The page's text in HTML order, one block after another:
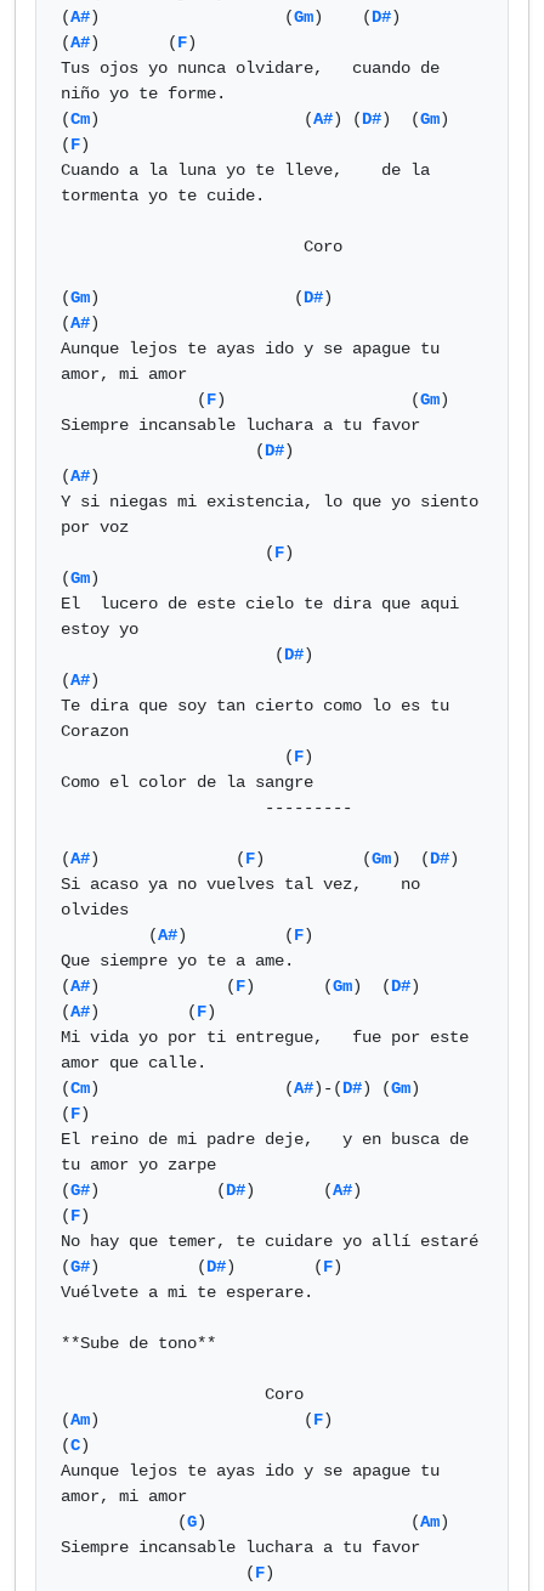
(A#)                   (Gm)    (D#)
(A#)       (F)
Tus ojos yo nunca olvidare,   cuando de
niño yo te forme.
(Cm)                     (A#) (D#)  (Gm)
(F)
Cuando a la luna yo te lleve,    de la
tormenta yo te cuide.
(Gm)                    (D#)
(A#)
Aunque lejos te ayas ido y se apague tu
amor, mi amor
              (
F)                   (Gm)
Siempre incansable luchara a tu favor
                    (
D#)
(A#)
Y si niegas mi existencia, lo que yo siento
por voz
                     (
F)
(Gm)
El  lucero de este cielo te dira que aqui
estoy yo
                      (
D#)
(A#)
Te dira que soy tan cierto como lo es tu
Corazon
                       (
F)
Como el color de la sangre
(A#)              (F)          (Gm)  (D#)
Si acaso ya no vuelves tal vez,    no
olvides
         (
A#)          (F)
Que siempre yo te a ame.
(A#)             (F)       (Gm)  (D#)
(A#)         (F)
Mi vida yo por ti entregue,   fue por este
amor que calle.
(Cm)                   (A#)-(D#) (Gm)
(F)
El reino de mi padre deje,   y en busca de
tu amor yo zarpe
(G#)            (D#)       (A#)
(F)
No hay que temer, te cuidare yo allí estaré
(G#)          (D#)        (F)
Vuélvete a mi te esperare.
**Sube de tono**
(Am)                     (F)
(C)
Aunque lejos te ayas ido y se apague tu
amor, mi amor
            (
G)                     (Am)
Siempre incansable luchara a tu favor
                   (
F)